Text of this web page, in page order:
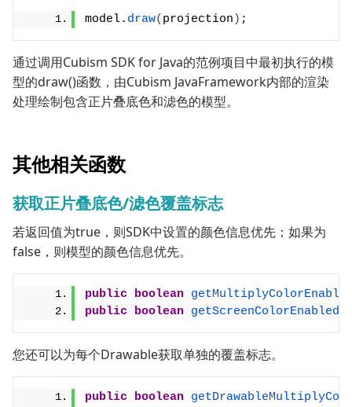
model. draw( projection ) ;
通过调用Cubism SDK for Java的范例项目中最初执行的模
型的draw()函数，由Cubism JavaFramework内部的渲染
处理绘制包含正片叠底色和滤色的模型。
其他相关函数
获取正片叠底色/滤色覆盖标志
若返回值为true，则SDK中设置的颜色信息优先；如果为
false，则模型的颜色信息优先。
public boolean
public
boolean getScreenColorEnabled
您还可以为每个Drawable获取单独的覆盖标志。
public boolean